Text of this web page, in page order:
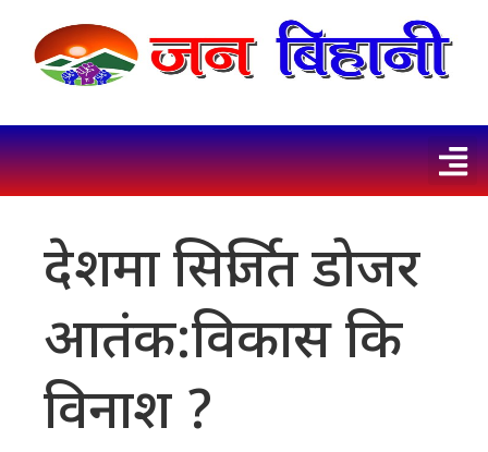
देशमा सिर्जित डोजर
आतंक:विकास कि
विनाश ?